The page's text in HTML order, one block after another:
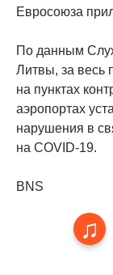
Евросоюза
По данным
Литвы, за весь
на пунктах
аэропортах
нарушения в
на COVID-19.
BNS